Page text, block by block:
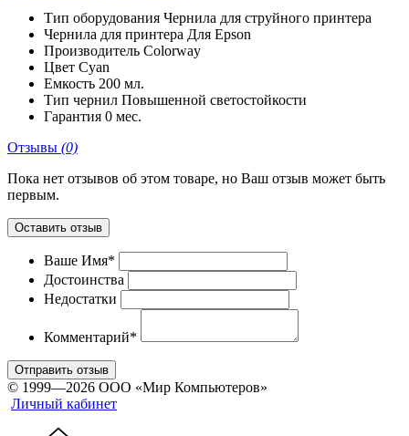
Тип оборудования Чернила для струйного принтера
Чернила для принтера Для Epson
Производитель Colorway
Цвет Cyan
Емкость 200 мл.
Тип чернил Повышенной светостойкости
Гарантия 0 мес.
Отзывы (0)
Пока нет отзывов об этом товаре, но Ваш отзыв может быть
первым.
Оставить отзыв
Ваше Имя*
Достоинства
Недостатки
Комментарий*
Отправить отзыв
© 1999—2026 ООО «Мир Компьютеров»
Личный кабинет